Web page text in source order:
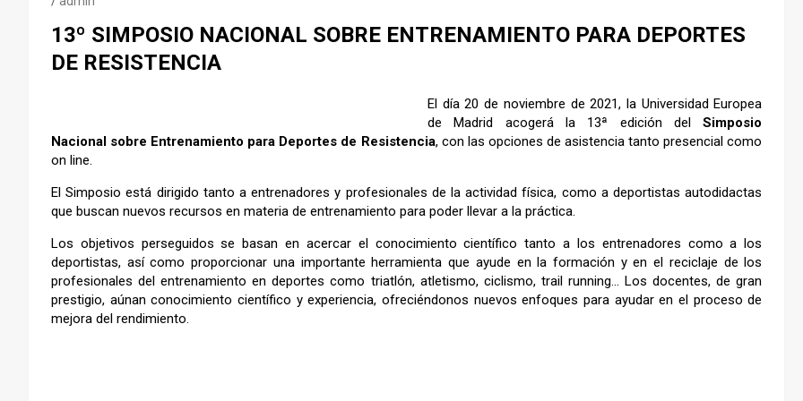
13º SIMPOSIO NACIONAL SOBRE ENTRENAMIENTO PARA DEPORTES
DE RESISTENCIA
El día 20 de noviembre de 2021, la Universidad Europea
de Madrid acogerá la 13ª edición delSimposio
Nacional sobre Entrenamiento para Deportes de Resistencia, con las opciones de asistencia tanto presencial como
on line.
El Simposio está dirigido tanto a entrenadores y profesionales de la actividad física, como a deportistas autodidactas
que buscan nuevos recursos en materia de entrenamiento para poder llevar a la práctica.
Los objetivos perseguidos se basan en acercar el conocimiento científico tanto a los entrenadores como a los
deportistas, así como proporcionar una importante herramienta que ayude en la formación y en el reciclaje de los
profesionales del entrenamiento en deportes como triatlón, atletismo, ciclismo, trail running… Los docentes, de gran
prestigio, aúnan conocimiento científico y experiencia, ofreciéndonos nuevos enfoques para ayudar en el proceso de
mejora del rendimiento.